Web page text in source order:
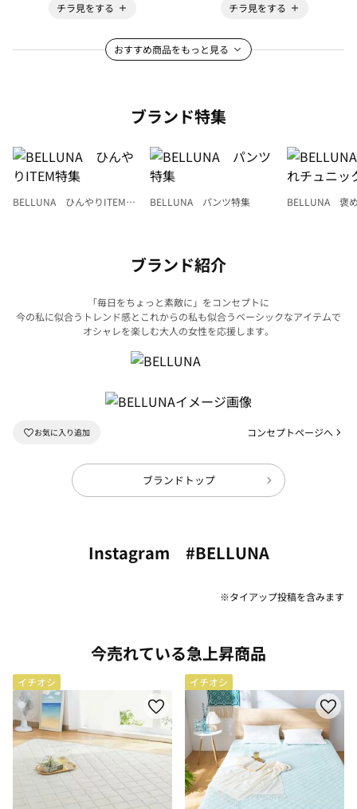
チラ見をする
チラ見をする
おすすめ商品をもっと見る
ブランド特集
BELLUNA ひんやりITEM特
BELLUNA パンツ特集
BELLUNA 褒
ブランド紹介
「毎日をちょっと素敵に」をコンセプトに
今の私に似合うトレンド感とこれからの私も似合うベーシックなアイテムで
オシャレを楽しむ大人の女性を応援します。
コンセプトページへ
ブランドトップ
Instagram #BELLUNA
※タイアップ投稿を含みます
今売れている急上昇商品
イチオシ イチオシ